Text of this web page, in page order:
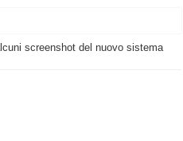
lo appoggi e fa tutto lui! (Senza
screenshot del nuovo sistema